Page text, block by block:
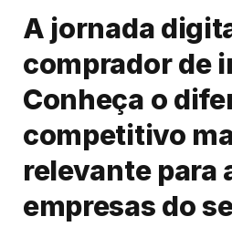
A jornada
comprador de
Conheça o
competitivo
relevante para
empresas do